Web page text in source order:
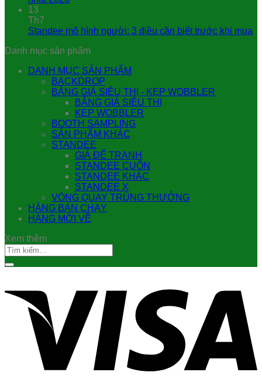
13
Th7
Standee mô hình người: 3 điều cần biết trước khi mua
Danh mục sản phẩm
DANH MỤC SẢN PHẨM
BACKDROP
BẢNG GIÁ SIÊU THỊ - KẸP WOBBLER
BẢNG GIÁ SIÊU THỊ
KẸP WOBBLER
BOOTH SAMPLING
SẢN PHẨM KHÁC
STANDEE
GIÁ ĐỂ TRANH
STANDEE CUỐN
STANDEE KHÁC
STANDEE X
VÒNG QUAY TRÚNG THƯỞNG
HÀNG BÁN CHẠY
HÀNG MỚI VỀ
Xem thêm